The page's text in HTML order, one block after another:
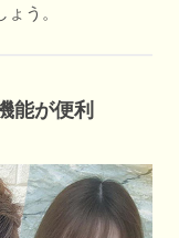
う。
能が便利